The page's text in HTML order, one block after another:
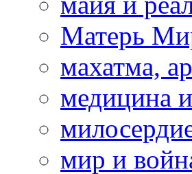
Матерь
махатма,
медицина
мир и